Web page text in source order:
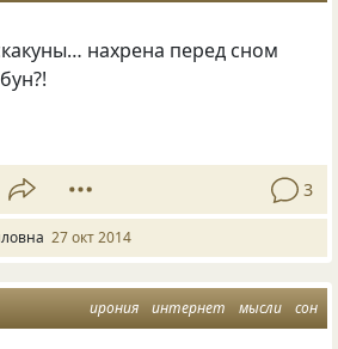
нахрена перед сном
3
27 окт 2014
ирония интернет мысли сон